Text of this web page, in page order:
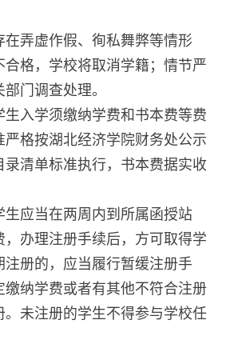
在弄虚作假、徇私舞弊等情形
合格，学校将取消学籍；情节严
门调查处理。
生入学须缴纳学费和书本费等费
严格按湖北经济学院财务处公示
录清单标准执行，书本费据实收
生应当在两周内到所属函授站
，办理注册手续后，方可取得学
注册的，应当履行暂缓注册手
缴纳学费或者有其他不符合注册
。未注册的学生不得参与学校任